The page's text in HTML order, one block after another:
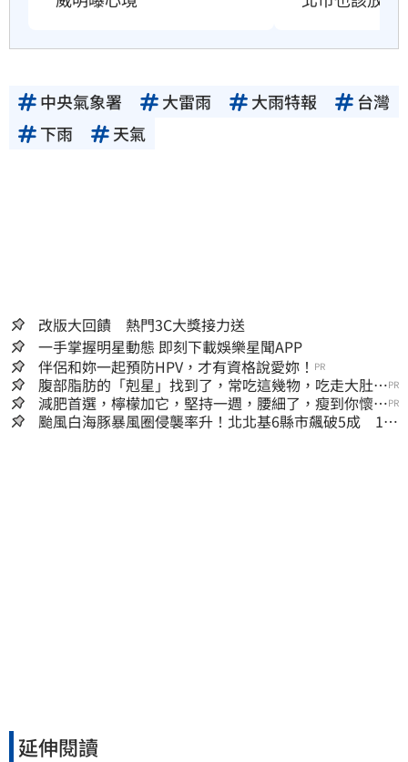
中央氣象署 大雷雨 大雨特報
台灣
下雨
天氣
改版大回饋 熱門3C大獎接力送
一手掌握明星動態 即刻下載娛樂星聞APP
伴侶和妳一起預防HPV，才有資格說愛妳！ PR
腹部脂肪的「剋星」找到了，常吃這幾物，吃走大肚
囊，瘦出小蠻腰
PR
減肥首選，檸檬加它，堅持一週，腰細了，瘦到你懷疑
人生
PR
颱風白海豚暴風圈侵襲率升！北北基6縣市飆破5成 1縣
延伸閱讀